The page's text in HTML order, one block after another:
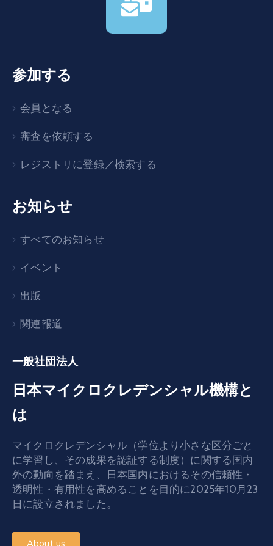
参加する
会員となる
審査を依頼する
レジストリに登録／検索する
お知らせ
すべてのお知らせ
イベント
出版
関連報道
一般社団法人
日本マイクロクレデンシャル機構と
は
マイクロクレデンシャル（学位より小さな区分ごと
に学習し、その成果を認証する制度）に関する国内
外の動向を踏まえ、日本国内におけるその信頼性・
透明性・有用性を高めることを目的に2025年10月23
日に設立されました。